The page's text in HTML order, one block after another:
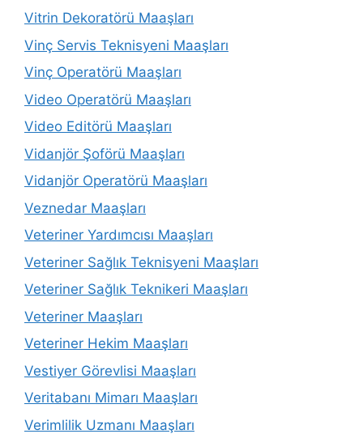
Vitrin Dekoratörü Maaşları
Vinç Servis Teknisyeni Maaşları
Vinç Operatörü Maaşları
Video Operatörü Maaşları
Video Editörü Maaşları
Vidanjör Şoförü Maaşları
Vidanjör Operatörü Maaşları
Veznedar Maaşları
Veteriner Yardımcısı Maaşları
Veteriner Sağlık Teknisyeni Maaşları
Veteriner Sağlık Teknikeri Maaşları
Veteriner Maaşları
Veteriner Hekim Maaşları
Vestiyer Görevlisi Maaşları
Veritabanı Mimarı Maaşları
Verimlilik Uzmanı Maaşları